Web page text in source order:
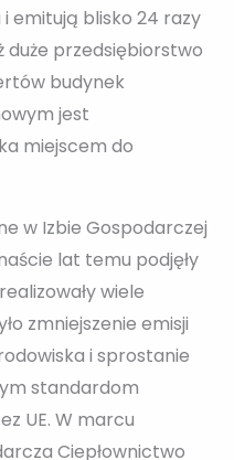
emitują blisko 24 razy
duże przedsiębiorstwo
budynek
jest
miejscem do
w Izbie Gospodarczej
lat temu podjęły
wiele
zmniejszenie emisji
i sprostanie
standardom
UE. W marcu
Ciepłownictwo